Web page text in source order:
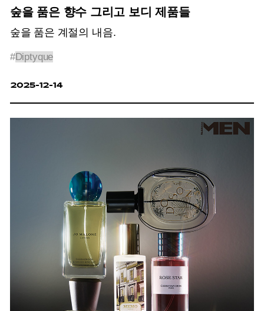
숲을 품은 향수 그리고 보디 제품들
숲을 품은 계절의 내음.
#Diptyque
2025-12-14